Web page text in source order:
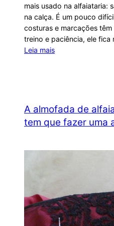
mais usado na alfaiataria:
na calça. É um pouco
costuras e marcações
treino e paciência, ele fica
Leia mais
A almofada de
tem que fazer uma